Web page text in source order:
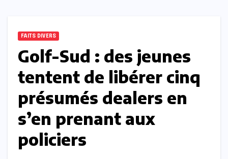
FAITS DIVERS
Golf-Sud : des jeunes
tentent de libérer cinq
présumés dealers en
s’en prenant aux
policiers